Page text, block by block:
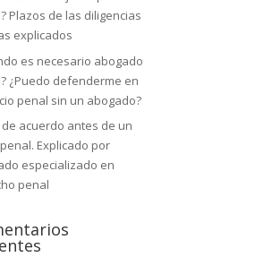
Plazos de las diligencias
explicados
es necesario abogado
¿Puedo defenderme en
penal sin un abogado?
acuerdo antes de un
Explicado por
especializado en
penal